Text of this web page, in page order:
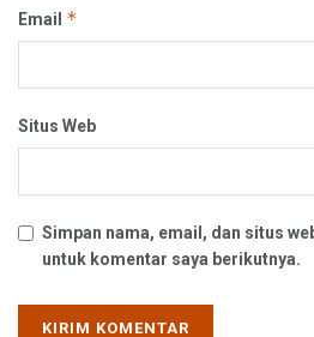
Email *
Situs Web
Simpan nama, email, dan situs
untuk komentar saya berikutnya.